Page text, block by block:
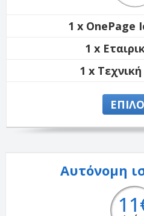
1 x OnePage
1 x
1 x
Αυτόνομη